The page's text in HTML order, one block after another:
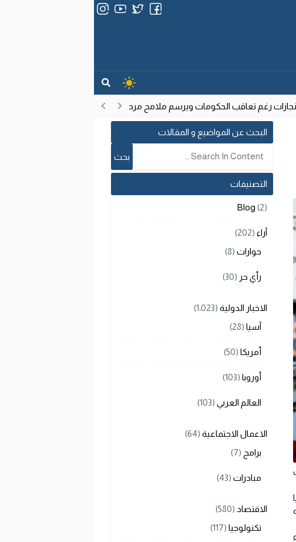
رغم تعاقب الحكومات ويرسم ملامح مرحلة تنموية جديدة
البحث عن المواضيع و المقالات
التصنيفات
Blog (2)
آراء (202)
حوارات (8)
رأي حر (30)
الاخبار الدولية (1٬023)
آسيا (28)
أمريكا (50)
أوروبا (103)
العالم العربي (103)
الاعمال الاجتماعية (64)
برامج (7)
مبادرات (43)
الاقتصاد (580)
تكنولوجيا (117)